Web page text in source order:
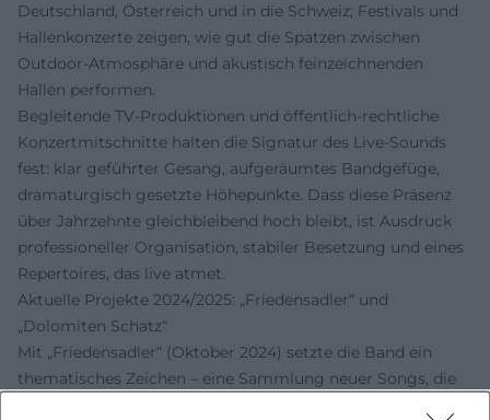
Deutschland, Österreich und in die Schweiz; Festivals und
Hallenkonzerte zeigen, wie gut die Spatzen zwischen
Outdoor-Atmosphäre und akustisch feinzeichnenden
Hallen performen.
Begleitende TV-Produktionen und öffentlich-rechtliche
Konzertmitschnitte halten die Signatur des Live-Sounds
fest: klar geführter Gesang, aufgeräumtes Bandgefüge,
dramaturgisch gesetzte Höhepunkte. Dass diese Präsenz
über Jahrzehnte gleichbleibend hoch bleibt, ist Ausdruck
professioneller Organisation, stabiler Besetzung und eines
Repertoires, das live atmet.
Aktuelle Projekte 2024/2025: „Friedensadler“ und
„Dolomiten Schatz“
Mit „Friedensadler“ (Oktober 2024) setzte die Band ein
thematisches Zeichen – eine Sammlung neuer Songs, die